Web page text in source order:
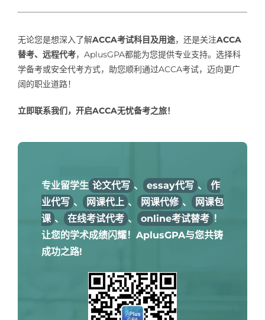
无论您是想深入了解ACCA考试科目及用途，还是关注ACCA
替考、远程代考，AplusGPA都能为您提供专业支持。选择科
学备考或安全代考方式，助您顺利通过ACCA考试，迈向更广
阔的职业道路！
立即联系我们，开启ACCA无忧备考之旅！
专业留学生 论文代写 、 essay代写 、
作
业代写 、 网课代上 、 网课代修 、
网课包
课 、 在线考试代考 、 online考试替考 ！
让您的学术成绩闪耀！AplusGPA与您共铸
成功之路!